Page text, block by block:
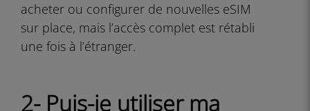
acheter ou configurer de nouvelles eSIM
sur place, mais l’accès complet est rétabli
une fois à l’étranger.
2- Puis-je utiliser ma